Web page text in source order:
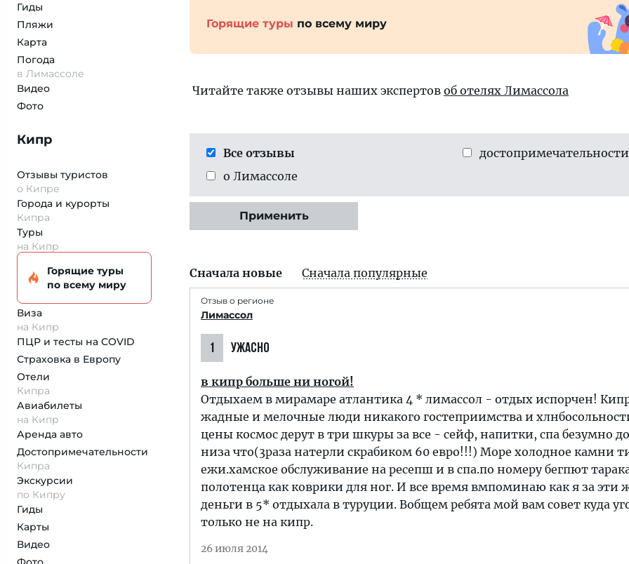
Гиды
Пляжи
Карта
Погода
в Лимассоле
Видео
Фото
Кипр
Отзывы туристов
о Кипре
Города и курорты
Кипра
Туры
на Кипр
Горящие туры
по всему миру
Виза
на Кипр
ПЦР и тесты на COVID
Страховка в Европу
Отели
Кипра
Авиабилеты
на Кипр
Аренда авто
Достопримеча­тельности
Кипра
Экскурсии
по Кипру
Гиды
Карты
Видео
Горящие туры по всему миру
Читайте также отзывы наших экспертов об отелях Лимассола
Все отзывы
о Лимассоле
достопримеча­тельности
Применить
Сначала новые Сначала популярные
Отзыв о регионе
Лимассол
1 УЖАСНО
в кипр больше ни ногой!
Отдыхаем в мирамаре атлантика 4 * лимассол - отдых испорчен!
жадные и мелочные люди никакого гостеприимства и
цены космос дерут в три шкуры за все - сейф, напитки, спа безумно
низа что(3раза натерли скрабиком 60 евро!!!) Море холодное камни
ежи.хамское обслуживание на ресепш и в спа.по номеру бегпют
полотенца как коврики для ног. И все время вмпоминаю как я за эти
деньги в 5* отдыхала в туруции. Вобщем ребята мой вам совет куда
только не на кипр.
26 июля 2014